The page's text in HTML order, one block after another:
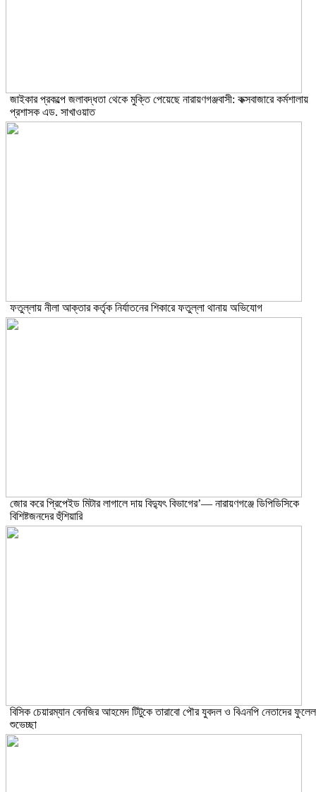
জাইকার প্রকল্পে জলাবদ্ধতা থেকে মুক্তি পেয়েছে নারায়ণগঞ্জবাসী: কক্সবাজারে কর্মশালায়
প্রশাসক এড. সাখাওয়াত
ফতুল্লায় নীলা আক্তার কর্তৃক নির্যাতনের শিকারে ফতুল্লা থানায় অভিযোগ
জোর করে প্রিপেইড মিটার লাগালে দায় বিদ্যুৎ বিভাগের’— নারায়ণগঞ্জে ডিপিডিসিকে
বিশিষ্টজনদের হুঁশিয়ারি
বিসিক চেয়ারম্যান বেনজির আহমেদ টিটুকে তারাবো পৌর যুবদল ও বিএনপি নেতাদের ফুলেল
শুভেচ্ছা